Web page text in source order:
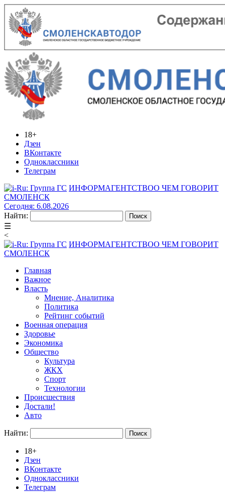
18+
Дзен
ВКонтакте
Одноклассники
Телеграм
ИНФОРМАГЕНТСТВОО ЧЕМ ГОВОРИТ
СМОЛЕНСК
Сегодня: 6.08.2026
Найти:
☰
<
ИНФОРМАГЕНТСТВОО ЧЕМ ГОВОРИТ
СМОЛЕНСК
Главная
Важное
Власть
Мнение, Аналитика
Политика
Рейтинг событий
Военная операция
Здоровье
Экономика
Общество
Культура
ЖКХ
Спорт
Технологии
Происшествия
Достали!
Авто
Найти:
18+
Дзен
ВКонтакте
Одноклассники
Телеграм